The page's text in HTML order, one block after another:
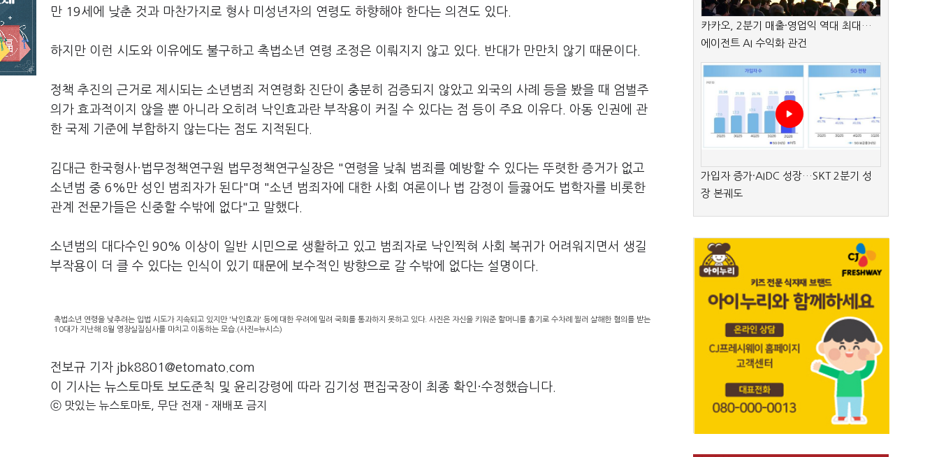
만 19세에 낮춘 것과 마찬가지로 형사 미성년자의 연령도 하향해야 한다는 의견도 있다.
하지만 이런 시도와 이유에도 불구하고 촉법소년 연령 조정은 이뤄지지 않고 있다. 반대가 만만치 않기 때문이다.
정책 추진의 근거로 제시되는 소년범죄 저연령화 진단이 충분히 검증되지 않았고 외국의 사례 등을 봤을 때 엄벌주
의가 효과적이지 않을 뿐 아니라 오히려 낙인효과란 부작용이 커질 수 있다는 점 등이 주요 이유다. 아동 인권에 관
한 국제 기준에 부합하지 않는다는 점도 지적된다.
김대근 한국형사·법무정책연구원 법무정책연구실장은 "연령을 낮춰 범죄를 예방할 수 있다는 뚜렷한 증거가 없고
소년범 중 6%만 성인 범죄자가 된다"며 "소년 범죄자에 대한 사회 여론이나 법 감정이 들끓어도 법학자를 비롯한
관계 전문가들은 신중할 수밖에 없다"고 말했다.
소년범의 대다수인 90% 이상이 일반 시민으로 생활하고 있고 범죄자로 낙인찍혀 사회 복귀가 어려워지면서 생길
부작용이 더 클 수 있다는 인식이 있기 때문에 보수적인 방향으로 갈 수밖에 없다는 설명이다.
촉법소년 연령을 낮추려는 입법 시도가 지속되고 있지만 '낙인효과' 등에 대한 우려에 밀려 국회를 통과하지 못하고 있다. 사진은 자신을 키워준 할머니를 흉기로 수차례 찔러 살해한 혐의를 받는
10대가 지난해 8월 영장실질심사를 마치고 이동하는 모습.(사진=뉴시스)
전보규 기자 jbk8801@etomato.com
이 기사는 뉴스토마토 보도준칙 및 윤리강령에 따라 김기성 편집국장이 최종 확인·수정했습니다.
ⓒ 맛있는 뉴스토마토, 무단 전재 - 재배포 금지
카카오, 2분기 매출·영업익 역대 최대…
에이전트 AI 수익화 관건
가입자 증가·AIDC 성장…SKT 2분기 성
장 본궤도